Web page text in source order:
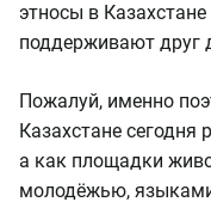
этносы в
поддерживают друг
Пожалуй, именно
Казахстане
а как площадки
молодёжью,